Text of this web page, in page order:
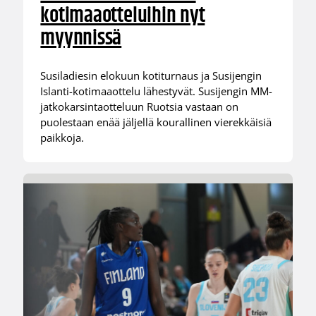
kotimaaotteluihin nyt
myynnissä
Susiladiesin elokuun kotiturnaus ja Susijengin
Islanti-kotimaaottelu lähestyvät. Susijengin MM-
jatkokarsintaotteluun Ruotsia vastaan on
puolestaan enää jäljellä kourallinen vierekkäisiä
paikkoja.